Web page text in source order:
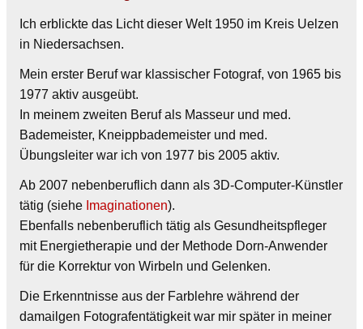
Ich erblickte das Licht dieser Welt 1950 im Kreis Uelzen
in Niedersachsen.
Mein erster Beruf war klassischer Fotograf, von 1965 bis
1977 aktiv ausgeübt.
In meinem zweiten Beruf als Masseur und med.
Bademeister, Kneippbademeister und med.
Übungsleiter war ich von 1977 bis 2005 aktiv.
Ab 2007 nebenberuflich dann als 3D-Computer-Künstler
tätig (siehe Imaginationen).
Ebenfalls nebenberuflich tätig als Gesundheitspfleger
mit Energietherapie und der Methode Dorn-Anwender
für die Korrektur von Wirbeln und Gelenken.
Die Erkenntnisse aus der Farblehre während der
damailgen Fotografentätigkeit war mir später in meiner